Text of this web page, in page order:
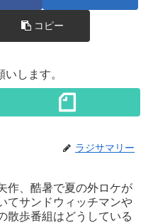
コピー
します。
ラジサマリー
作、酷暑で夏の外ロケが
てサンドウィッチマンや
散歩番組はどうしている